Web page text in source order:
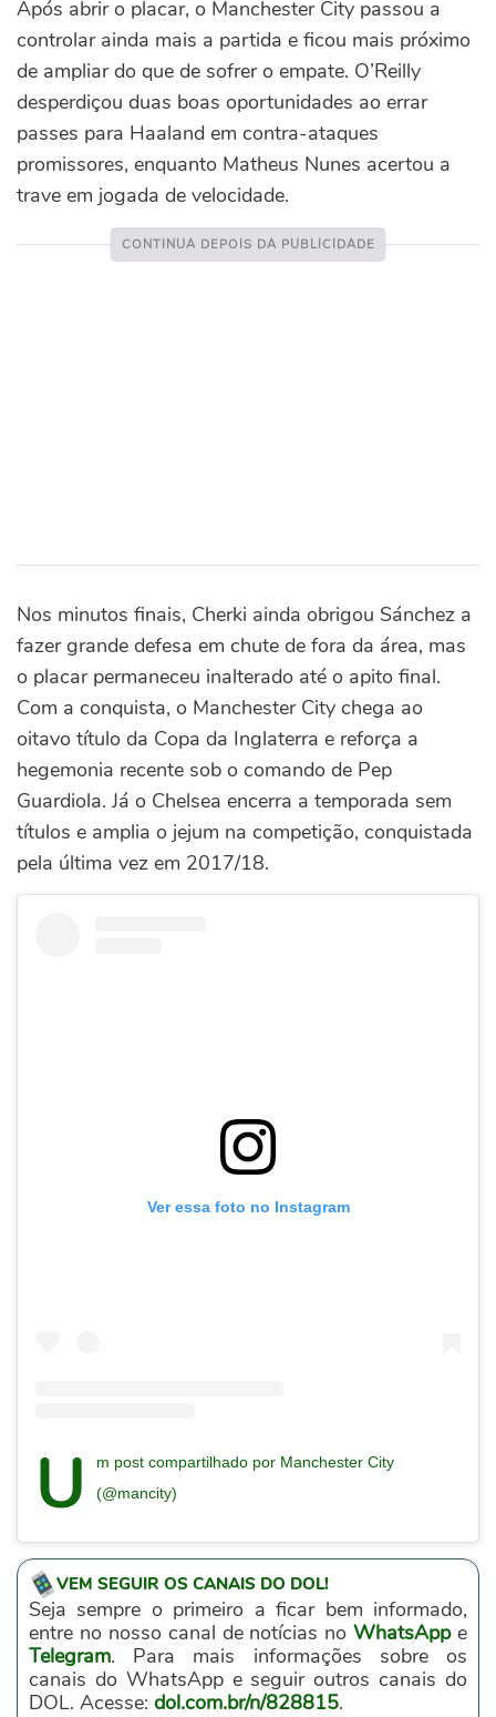
Após abrir o placar, o Manchester City passou a
controlar ainda mais a partida e ficou mais próximo
de ampliar do que de sofrer o empate. O’Reilly
desperdiçou duas boas oportunidades ao errar
passes para Haaland em contra-ataques
promissores, enquanto Matheus Nunes acertou a
trave em jogada de velocidade.
Nos minutos finais, Cherki ainda obrigou Sánchez a
fazer grande defesa em chute de fora da área, mas
o placar permaneceu inalterado até o apito final.
Com a conquista, o Manchester City chega ao
oitavo título da Copa da Inglaterra e reforça a
hegemonia recente sob o comando de Pep
Guardiola. Já o Chelsea encerra a temporada sem
títulos e amplia o jejum na competição, conquistada
pela última vez em 2017/18.
Ver essa foto no Instagram
Um post compartilhado por Manchester City
(@mancity)
VEM SEGUIR OS CANAIS DO DOL!
Seja sempre o primeiro a ficar bem informado,
entre no nosso canal de notícias noWhatsAppe
Telegram. Para mais informações sobre os
canais do WhatsApp e seguir outros canais do
DOL. Acesse: dol.com.br/n/828815.